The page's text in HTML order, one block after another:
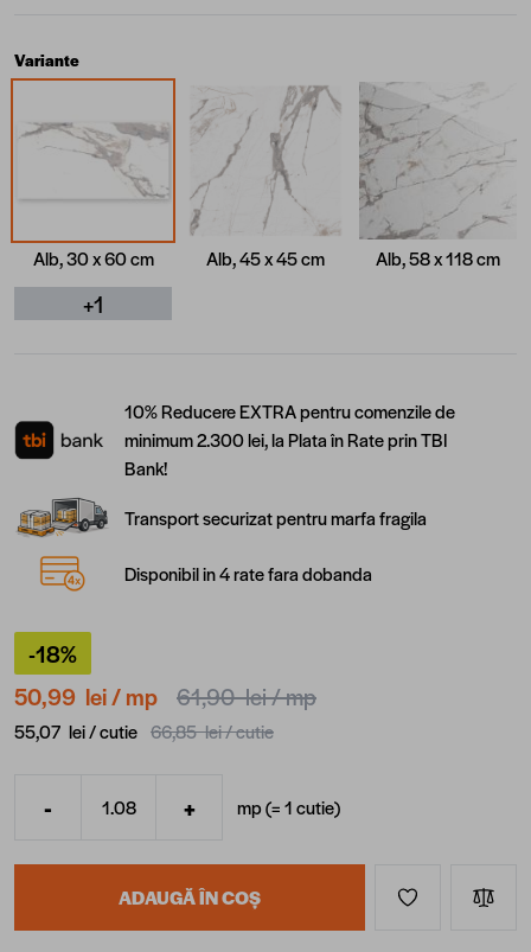
Variante
Alb, 30 x 60 cm Alb, 45 x 45 cm Alb, 58 x 118 cm
+1
10% Reducere EXTRA pentru comenzile de
minimum 2.300 lei, la Plata în Rate prin TBI
Bank!
Transport securizat pentru marfa fragila
Disponibil in 4 rate fara dobanda
-18%
50,99 lei/ mp 61,90 lei/ mp
55,07 lei /cutie 66,85 lei /cutie
Cantitate
- + mp (=1cutie)
ADAUGĂ ÎN COȘ